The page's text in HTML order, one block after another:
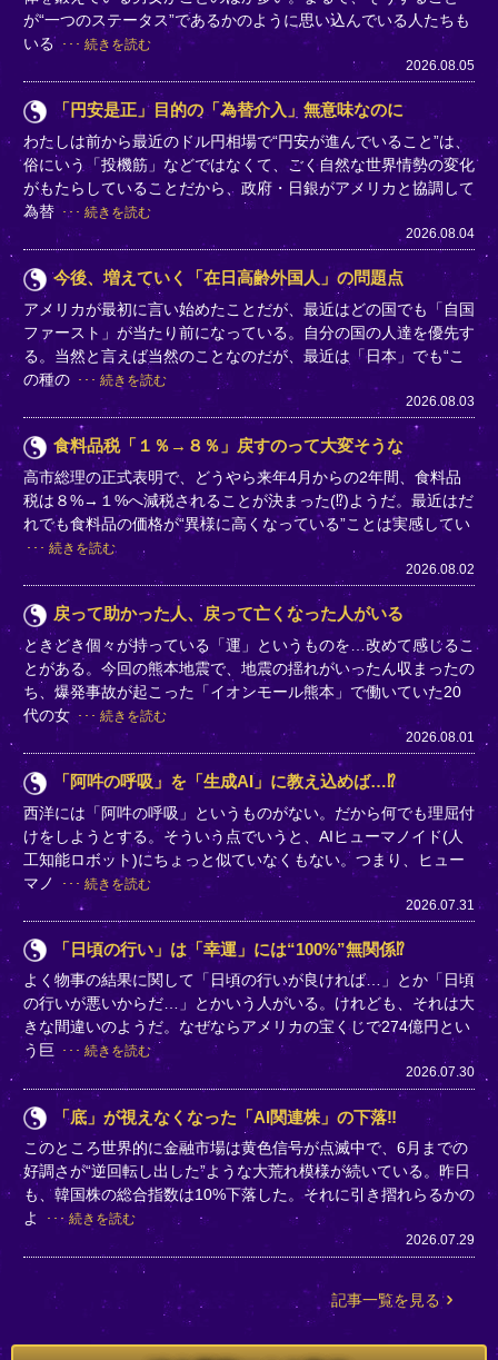
が“一つのステータス”であるかのように思い込んでいる人たちも
いる
続きを読む
2026.08.05
「円安是正」目的の「為替介入」無意味なのに
わたしは前から最近のドル円相場で“円安が進んでいること”は、
俗にいう「投機筋」などではなくて、ごく自然な世界情勢の変化
がもたらしていることだから、政府・日銀がアメリカと協調して
為替
続きを読む
2026.08.04
今後、増えていく「在日高齢外国人」の問題点
アメリカが最初に言い始めたことだが、最近はどの国でも「自国
ファースト」が当たり前になっている。自分の国の人達を優先す
る。当然と言えば当然のことなのだが、最近は「日本」でも“こ
の種の
続きを読む
2026.08.03
食料品税「１％→８％」戻すのって大変そうな
高市総理の正式表明で、どうやら来年4月からの2年間、食料品
税は８%→１%へ減税されることが決まった(⁉)ようだ。最近はだ
れでも食料品の価格が“異様に高くなっている”ことは実感してい
続きを読む
2026.08.02
戻って助かった人、戻って亡くなった人がいる
ときどき個々が持っている「運」というものを…改めて感じるこ
とがある。今回の熊本地震で、地震の揺れがいったん収まったの
ち、爆発事故が起こった「イオンモール熊本」で働いていた20
代の女
続きを読む
2026.08.01
「阿吽の呼吸」を「生成AI」に教え込めば…⁉
西洋には「阿吽の呼吸」というものがない。だから何でも理屈付
けをしようとする。そういう点でいうと、AIヒューマノイド(人
工知能ロボット)にちょっと似ていなくもない。つまり、ヒュー
マノ
続きを読む
2026.07.31
「日頃の行い」は「幸運」には“100%”無関係⁉
よく物事の結果に関して「日頃の行いが良ければ…」とか「日頃
の行いが悪いからだ…」とかいう人がいる。けれども、それは大
きな間違いのようだ。なぜならアメリカの宝くじで274億円とい
う巨
続きを読む
2026.07.30
「底」が視えなくなった「AI関連株」の下落‼
このところ世界的に金融市場は黄色信号が点滅中で、6月までの
好調さが“逆回転し出した”ような大荒れ模様が続いている。昨日
も、韓国株の総合指数は10%下落した。それに引き摺れらるかの
よ
続きを読む
2026.07.29
記事一覧を見る